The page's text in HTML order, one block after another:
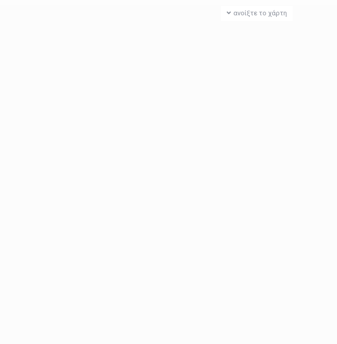
ανοίξτε το χάρτη